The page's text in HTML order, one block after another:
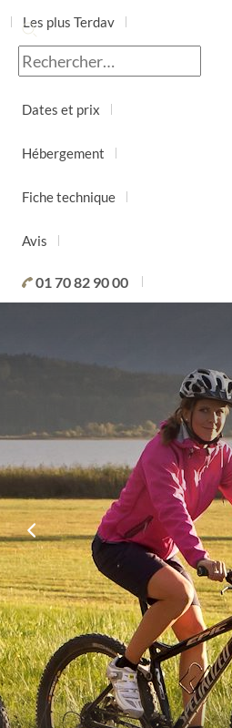
Les plus Terdav
Jour par jour
Dates et prix
Hébergement
Fiche technique
Avis
01 70 82 90 00